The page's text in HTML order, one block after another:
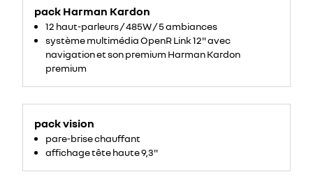
pack Harman Kardon
12 haut-parleurs / 485W / 5 ambiances
système multimédia OpenR Link 12" avec
navigation et son premium Harman Kardon
premium
pack vision
pare-brise chauffant
affichage tête haute 9,3''